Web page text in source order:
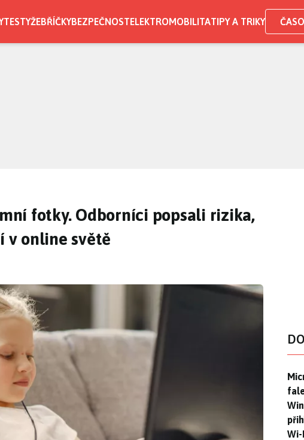
TESTYŽEBŘÍČKYBEZPEČNOSTELEKTROMOBILITATIPY A TRIKY
fotky. Odborníci popsali rizika,
v online světě
Wi-